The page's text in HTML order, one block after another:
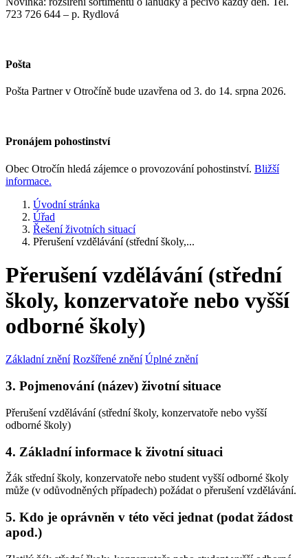
723 726 644 – p. Rydlová
Pošta
Pošta Partner v Otročíně bude uzavřena od 3. do 14. srpna 2026.
Pronájem pohostinství
Obec Otročín hledá zájemce o provozování pohostinství. Bližší
informace.
Úvodní stránka
Úřad
Řešení životních situací
Přerušení vzdělávání (střední školy,...
Přerušení vzdělávání (střední
školy, konzervatoře nebo vyšší
odborné školy)
Základní znění Rozšířené znění Úplné znění
3. Pojmenování (název) životní situace
Přerušení vzdělávání (střední školy, konzervatoře nebo vyšší
odborné školy)
4. Základní informace k životní situaci
Žák střední školy, konzervatoře nebo student vyšší odborné školy
může (v odůvodněných případech) požádat o přerušení vzdělávání.
5. Kdo je oprávněn v této věci jednat (podat žádost
apod.)